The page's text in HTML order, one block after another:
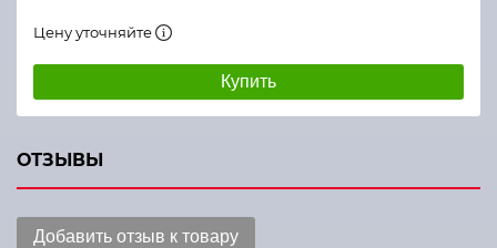
Цену уточняйте
Купить
ОТЗЫВЫ
Добавить отзыв к товару